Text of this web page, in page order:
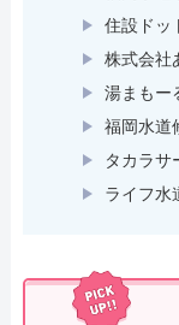
住設ドッ
株式会社
湯まもー
福岡水道
タカラサ
ライフ水